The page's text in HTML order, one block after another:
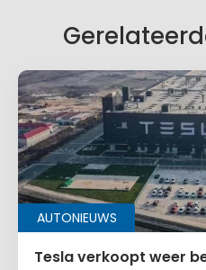
AUTONIEUWS
Tesla verkoopt weer